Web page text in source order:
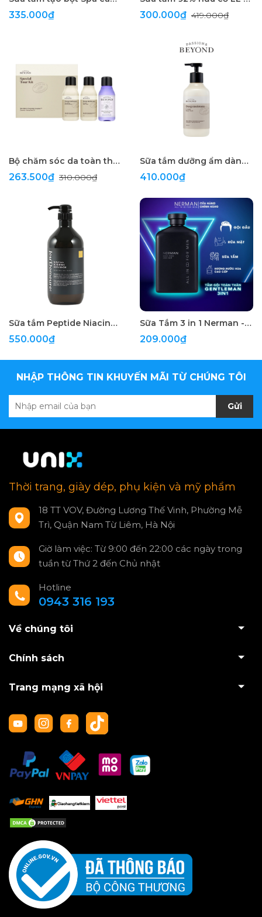
335.000₫ 300.000₫ 419.000₫
Bộ chăm sóc da toàn thân du lịch BEYOND: Sữa tắm - Dưỡng thể - Dầu gội
263.500₫ 310.000₫
Sữa tắm dưỡng ẩm dành cho mọi làn da Thuần chay BEYOND Deep Moisture Body Wash 300ml
410.000₫
Sữa tắm Peptide Niacinaminde dưỡng ẩm cao cấp 950ml
550.000₫
Sữa Tắm 3 in 1 Nerman - Face, Body & Hair
209.000₫
NHẬP THÔNG TIN KHUYẾN MÃI TỪ CHÚNG TÔI
Gửi
Thời trang, giày dép, phụ kiện và mỹ phẩm
18 TT VOV, Đường Lương Thế Vinh, Phường Mễ
Trì, Quận Nam Từ Liêm, Hà Nội
Giờ làm việc: Từ 9:00 đến 22:00 các ngày trong
tuần từ Thứ 2 đến Chủ nhật
Hotline
0943 316 193
Về chúng tôi
Chính sách
Trang mạng xã hội